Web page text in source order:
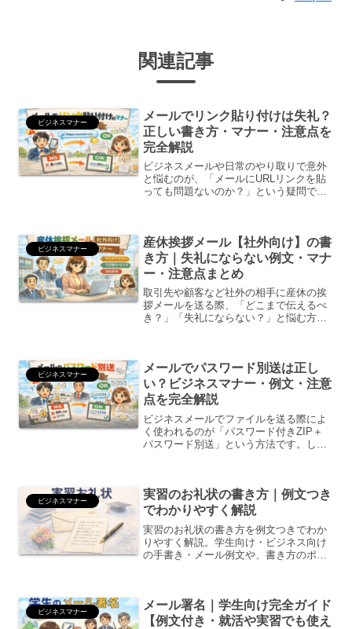
関連記事
ビジネスマナー
メールでリンク貼り付けは失礼？
正しい書き方・マナー・注意点を
完全解説
ビジネスメールや日常のやり取りで意外
と悩むのが、「メールにURLリンクを貼
っても問題ないのか？」という疑問で
クを貼り付ける際の正し...
ビジネスマナー
産休挨拶メール【社外向け】の書
き方｜失礼にならない例文・マナ
ー・注意点まとめ
取引先や顧客など社外の相手に産休の挨
拶メールを送る際、「どこまで伝えるべ
き？」「失礼にならない？」と悩む方は
本記事では、そのまま...
ビジネスマナー
メールでパスワード別送は正し
い？ビジネスマナー・例文・注意
点を完全解説
ビジネスメールでファイルを送る際によ
く使われるのが「パスワード付きZIP＋
パスワード別送」という方法です。しか
も増えています。この記...
ビジネスマナー
実習のお礼状の書き方｜例文つき
でわかりやすく解説
実習のお礼状の書き方を例文つきでわか
りやすく解説。学生向け・ビジネス向け
の手書き・メール例文や、書き方のポイ
ビジネスマナー
メール署名｜学生向け完全ガイド
【例文付き・就活や実習でも使え